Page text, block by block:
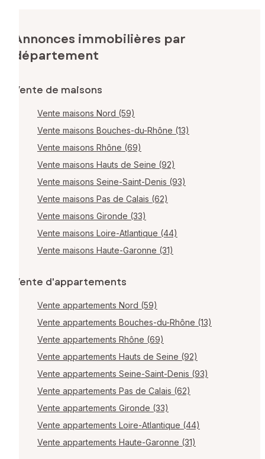
Annonces immobilières par
département
Vente de maisons
Vente maisons Nord (59)
Vente maisons Bouches-du-Rhône (13)
Vente maisons Rhône (69)
Vente maisons Hauts de Seine (92)
Vente maisons Seine-Saint-Denis (93)
Vente maisons Pas de Calais (62)
Vente maisons Gironde (33)
Vente maisons Loire-Atlantique (44)
Vente maisons Haute-Garonne (31)
Vente d'appartements
Vente appartements Nord (59)
Vente appartements Bouches-du-Rhône (13)
Vente appartements Rhône (69)
Vente appartements Hauts de Seine (92)
Vente appartements Seine-Saint-Denis (93)
Vente appartements Pas de Calais (62)
Vente appartements Gironde (33)
Vente appartements Loire-Atlantique (44)
Vente appartements Haute-Garonne (31)